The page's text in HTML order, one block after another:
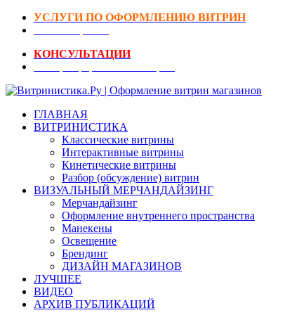
УСЛУГИ ПО ОФОРМЛЕНИЮ ВИТРИН
КОНСУЛЬТАЦИИ
ГЛАВНАЯ
ВИТРИНИСТИКА
Классические витрины
Интерактивные витрины
Кинетические витрины
Разбор (обсуждение) витрин
ВИЗУАЛЬНЫЙ МЕРЧАНДАЙЗИНГ
Мерчандайзинг
Оформление внутреннего пространства
Манекены
Освещение
Брендинг
ДИЗАЙН МАГАЗИНОВ
ЛУЧШЕЕ
ВИДЕО
АРХИВ ПУБЛИКАЦИЙ